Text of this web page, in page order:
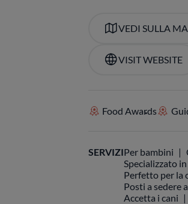
VEDI SULLA
VISIT WEBSITE
Food Awards
SERVIZIPer bambini
Specializzato
Perfetto per la
Posti a sedere
Accetta i cani